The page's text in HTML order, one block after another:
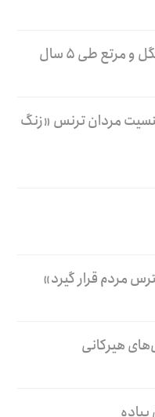
مردان ترنس «زنگ
مردم قرار گیرد»
هیرکانی